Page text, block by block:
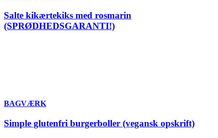
Salte kikærtekiks med rosmarin
(SPRØDHEDSGARANTI!)
BAGVÆRK
Simple glutenfri burgerboller (vegansk opskrift)